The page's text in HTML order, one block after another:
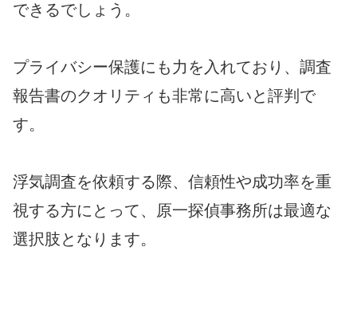
できるでしょう。
プライバシー保護にも力を入れており、調査
報告書のクオリティも非常に高いと評判で
す。
浮気調査を依頼する際、信頼性や成功率を重
視する方にとって、原一探偵事務所は最適な
選択肢となります。